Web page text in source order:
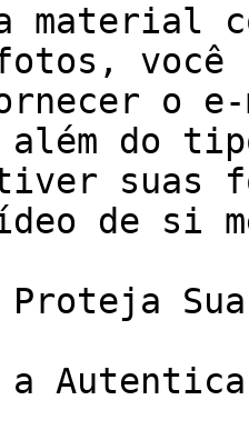
material
você
o
do
suas
de si